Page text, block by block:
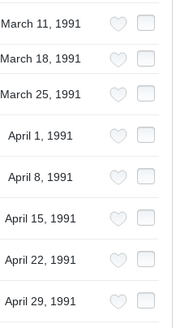
March 11, 1991
March 18, 1991
March 25, 1991
April 1, 1991
April 8, 1991
April 15, 1991
April 22, 1991
April 29, 1991